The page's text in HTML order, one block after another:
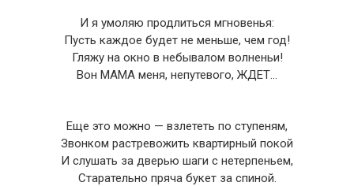
И я умоляю продлиться мгновенья:
Пусть каждое будет не меньше, чем год!
Гляжу на окно в небывалом волненьи!
Вон МАМА меня, непутевого, ЖДЕТ…
Еще это можно — взлететь по ступеням,
Звонком растревожить квартирный покой
И слушать за дверью шаги с нетерпеньем,
Старательно пряча букет за спиной.